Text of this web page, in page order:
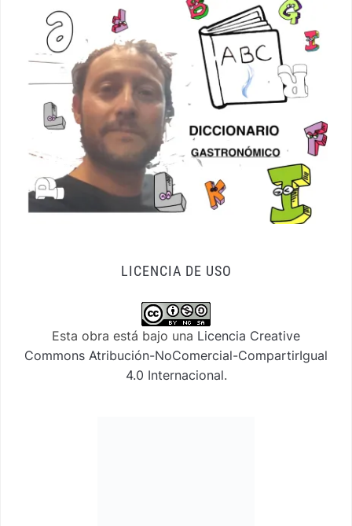
LICENCIA DE USO
Esta obra está bajo una Licencia Creative
Commons Atribución-NoComercial-CompartirIgual
4.0 Internacional.